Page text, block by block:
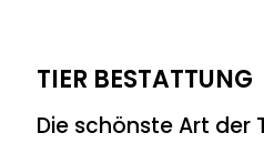
TIER BESTATTUNG
Die schönste Art der